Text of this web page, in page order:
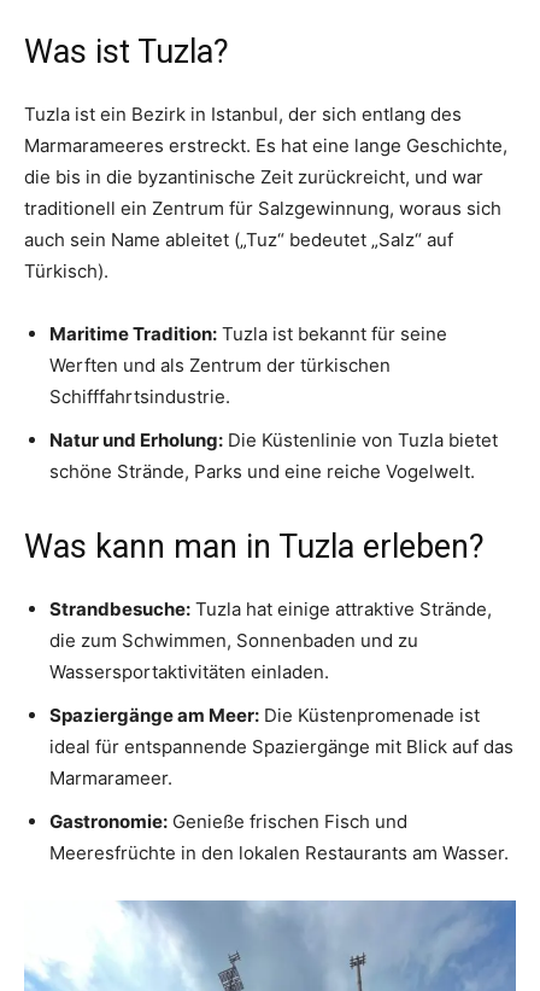
Was ist Tuzla?
Tuzla ist ein Bezirk in Istanbul, der sich entlang des
Marmarameeres erstreckt. Es hat eine lange Geschichte,
die bis in die byzantinische Zeit zurückreicht, und war
traditionell ein Zentrum für Salzgewinnung, woraus sich
auch sein Name ableitet („Tuz“ bedeutet „Salz“ auf
Türkisch).
Maritime Tradition: Tuzla ist bekannt für seine
Werften und als Zentrum der türkischen
Schifffahrtsindustrie.
Natur und Erholung: Die Küstenlinie von Tuzla bietet
schöne Strände, Parks und eine reiche Vogelwelt.
Was kann man in Tuzla erleben?
Strandbesuche: Tuzla hat einige attraktive Strände,
die zum Schwimmen, Sonnenbaden und zu
Wassersportaktivitäten einladen.
Spaziergänge am Meer: Die Küstenpromenade ist
ideal für entspannende Spaziergänge mit Blick auf das
Marmarameer.
Gastronomie: Genieße frischen Fisch und
Meeresfrüchte in den lokalen Restaurants am Wasser.